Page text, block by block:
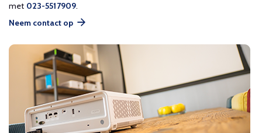
met 023-5517909.
Neem contact op